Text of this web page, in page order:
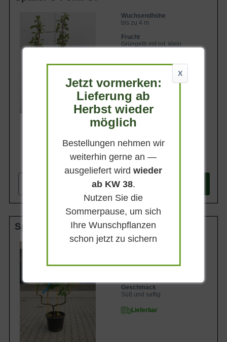
Wuchsendhöhe
bis zu 4 m
Frucht
Grüngelb mit rot, klein
Süß und saftig
Lieferbar
In den
Spalier doppelte U-Form C50
Frucht
Geschmack
Süß und saftig
Lieferbar
X
Jetzt vormerken:
Lieferung ab
Herbst wieder
möglich
Bestellungen nehmen wir
weiterhin gerne an —
ausgeliefert wirdwieder
ab KW 38.
Nutzen Sie die
Sommerpause, um sich
Ihre Wunschpflanzen
schon jetzt zu sichern